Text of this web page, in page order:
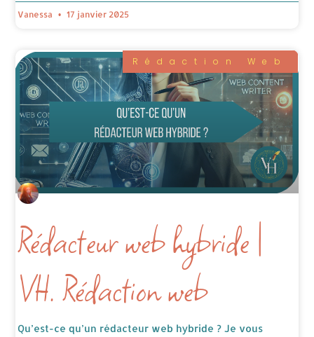
Vanessa 17 janvier 2025
Rédaction Web
Rédacteur web hybride |
VH. Rédaction web
Qu’est-ce qu’un rédacteur web hybride ? Je vous